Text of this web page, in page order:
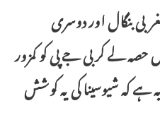
بنگال اور دوسری
حصہ لے کر بی جے پی کو کمزور
ہے کہ شیوسینا کی یہ کوشش